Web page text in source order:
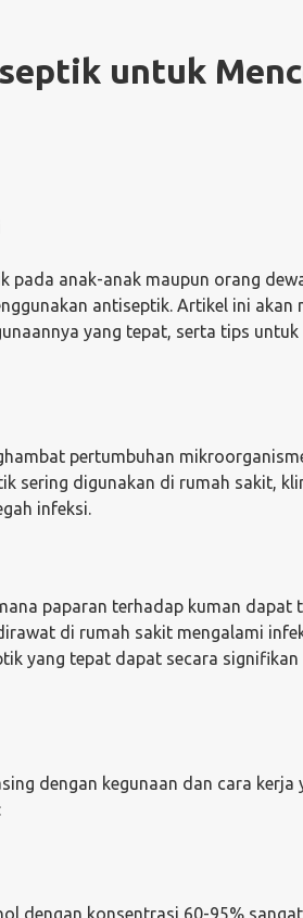
untuk
pada anak-anak maupun orang
antiseptik. Artikel ini akan
yang tepat, serta tips untuk
pertumbuhan
sering digunakan di rumah sakit,
infeksi.
paparan terhadap kuman dapat
di rumah sakit mengalami
yang tepat dapat secara
dengan kegunaan dan cara kerja
dengan konsentrasi 60-95%